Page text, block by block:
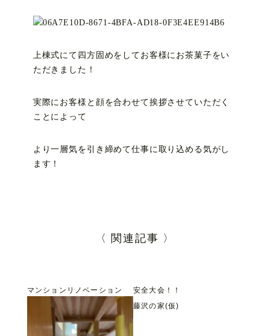
上棟式にて四方固めをしてお客様にお茶菓子をい
ただきました！
実際にお客様と顔を合わせて挨拶させていただく
ことによって
より一層気を引き締めて仕事に取り込める気がし
ます！
〈 関連記事 〉
マンションリノベーション 安全大会！！
藤沢の家(仮)